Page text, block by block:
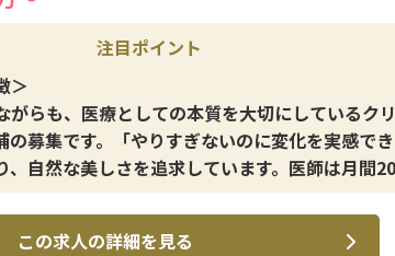
能です。
注目ポイント
＞
がらも、医療としての本質を大切にしているク
募集です。「やりすぎないのに変化を実感でき
、自然な美しさを追求しています。医師は月間
注入専門医で、患者様からの評価も高く、信頼
れています。
この求人の詳細を見る